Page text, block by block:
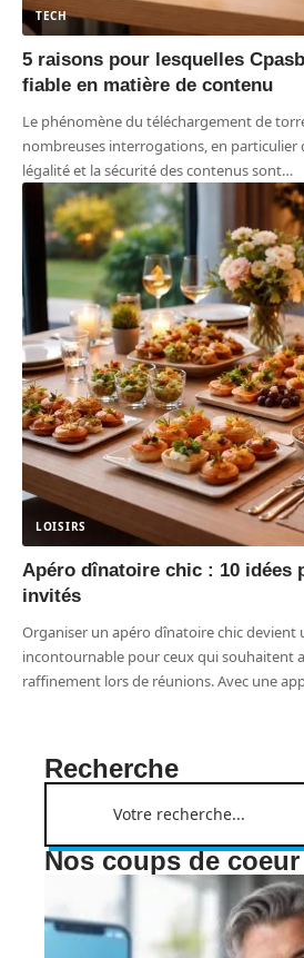
TECH
5 raisons pour lesquelles
fiable en matière de contenu
Le phénomène du téléchargement de
nombreuses interrogations, en particulier
légalité et la sécurité des contenus sont…
LOISIRS
Apéro dînatoire chic : 10 idées
invités
Organiser un apéro dînatoire chic devient
incontournable pour ceux qui souhaitent
raffinement lors de réunions. Avec une
Recherche
Nos coups de coeur